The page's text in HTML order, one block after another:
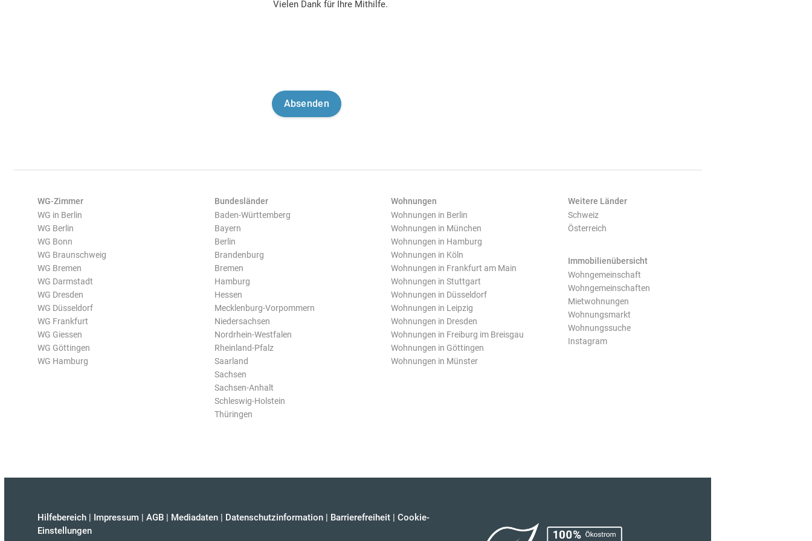
Vielen Dank für Ihre Mithilfe.
WG-Zimmer
WG in Berlin
WG Berlin
WG Bonn
WG Braunschweig
WG Bremen
WG Darmstadt
WG Dresden
WG Düsseldorf
WG Frankfurt
WG Giessen
WG Göttingen
WG Hamburg
Bundesländer
Baden-Württemberg
Bayern
Berlin
Brandenburg
Bremen
Hamburg
Hessen
Mecklenburg-Vorpommern
Niedersachsen
Nordrhein-Westfalen
Rheinland-Pfalz
Saarland
Sachsen
Sachsen-Anhalt
Schleswig-Holstein
Thüringen
Wohnungen
Wohnungen in Berlin
Wohnungen in München
Wohnungen in Hamburg
Wohnungen in Köln
Wohnungen in Frankfurt am Main
Wohnungen in Stuttgart
Wohnungen in Düsseldorf
Wohnungen in Leipzig
Wohnungen in Dresden
Wohnungen in Freiburg im Breisgau
Wohnungen in Göttingen
Wohnungen in Münster
Weitere Länder
Schweiz
Österreich
Immobilienübersicht
Wohngemeinschaft
Wohngemeinschaften
Mietwohnungen
Wohnungsmarkt
Wohnungssuche
Instagram
Hilfebereich | Impressum | AGB | Mediadaten | Datenschutzinformation | Barrierefreiheit | Cookie-
Einstellungen